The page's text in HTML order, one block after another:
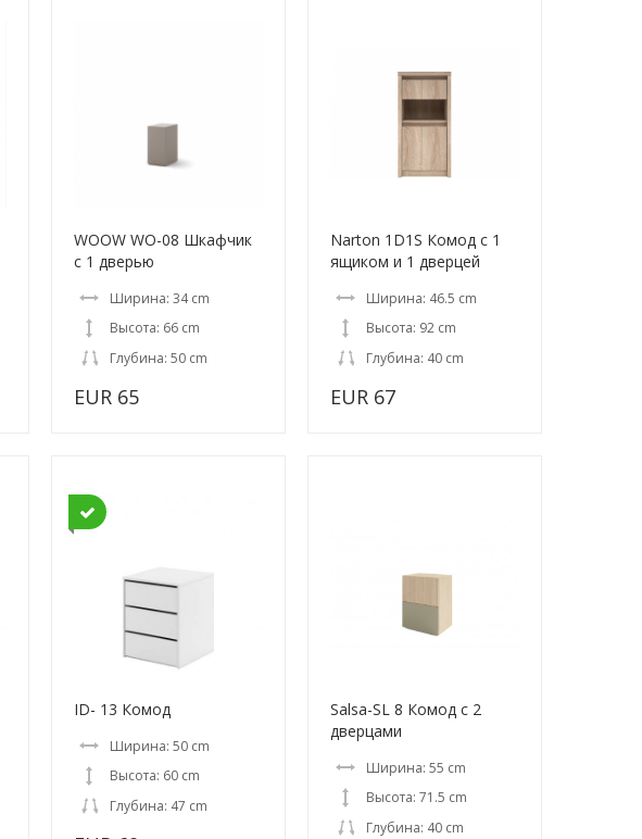
WOOW WO-08 Шкафчик
с 1 дверью
Ширина: 34 cm
Высота: 66 cm
Глубина: 50 cm
EUR 65
Narton 1D1S Комод с 1
ящиком и 1 дверцей
Ширина: 46.5 cm
Высота: 92 cm
Глубина: 40 cm
EUR 67
ID- 13 Комод
Ширина: 50 cm
Высота: 60 cm
Глубина: 47 cm
Salsa-SL 8 Комод с 2
дверцами
Ширина: 55 cm
Высота: 71.5 cm
Глубина: 40 cm